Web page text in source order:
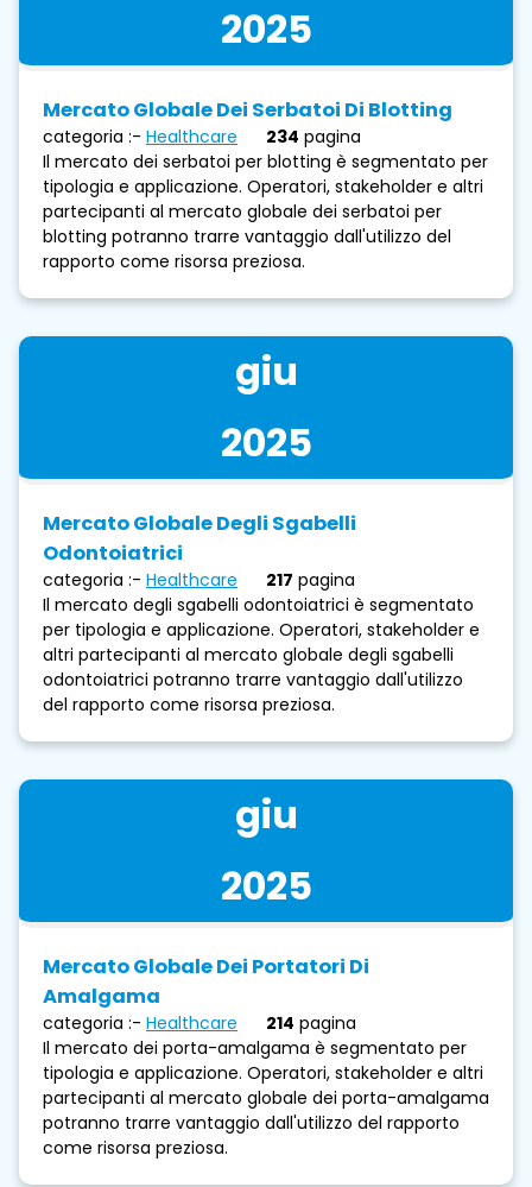
2025
Mercato Globale Dei Serbatoi Di Blotting
categoria :- Healthcare 234 pagina
Il mercato dei serbatoi per blotting è segmentato per
tipologia e applicazione. Operatori, stakeholder e altri
partecipanti al mercato globale dei serbatoi per
blotting potranno trarre vantaggio dall'utilizzo del
rapporto come risorsa preziosa.
giu
2025
Mercato Globale Degli Sgabelli
Odontoiatrici
categoria :- Healthcare 217 pagina
Il mercato degli sgabelli odontoiatrici è segmentato
per tipologia e applicazione. Operatori, stakeholder e
altri partecipanti al mercato globale degli sgabelli
odontoiatrici potranno trarre vantaggio dall'utilizzo
del rapporto come risorsa preziosa.
giu
2025
Mercato Globale Dei Portatori Di
Amalgama
categoria :- Healthcare 214 pagina
Il mercato dei porta-amalgama è segmentato per
tipologia e applicazione. Operatori, stakeholder e altri
partecipanti al mercato globale dei porta-amalgama
potranno trarre vantaggio dall'utilizzo del rapporto
come risorsa preziosa.